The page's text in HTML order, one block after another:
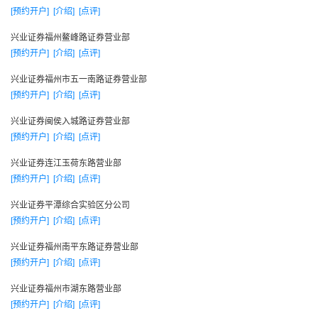
13种服务手段系列
VIP类产品系列
代客理财产品系列
长期客户服务计划
其他产品
编辑本段
发展历程
一九九一年
1991年5月25日，作为兴业银行属下的一家证券营业部，兴
业证券伴随着中国资本市场的初创而拉开事业的序幕。
1991年5月，营业部成立之初仅有十几个职员，1000万元资
本金。相对于1988年来已经有不少证券公司成立而言，兴业证
1991年10月29日，营业部正式对外营业，业务品种单一，
[预约开户] [介绍] [点评]
兴业证券福州鳌峰路证券营业部
[预约开户] [介绍] [点评]
兴业证券福州市五一南路证券营业部
[预约开户] [介绍] [点评]
兴业证券闽侯入城路证券营业部
[预约开户] [介绍] [点评]
兴业证券连江玉荷东路营业部
[预约开户] [介绍] [点评]
兴业证券平潭综合实验区分公司
[预约开户] [介绍] [点评]
兴业证券福州南平东路证券营业部
[预约开户] [介绍] [点评]
兴业证券福州市湖东路营业部
[预约开户] [介绍] [点评]